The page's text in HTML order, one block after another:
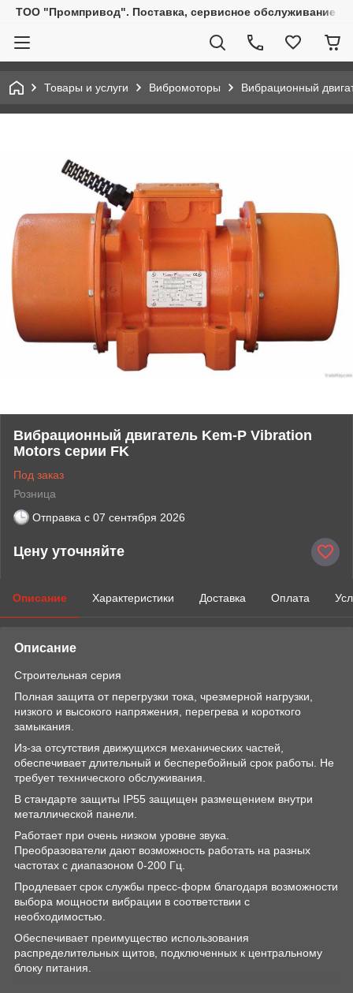
ТОО "Промпривод". Поставка, сервисное обслуживание
Товары и услуги Вибромоторы Вибрационный
Вибрационный двигатель Kem-P Vibration
Motors серии FK
Под заказ
Розница
Отправка с 07 сентября 2026
Цену уточняйте
Описание Характеристики Доставка Оплата
Описание
Строительная серия
Полная защита от перегрузки тока, чрезмерной нагрузки,
низкого и высокого напряжения, перегрева и короткого
замыкания.
Из-за отсутствия движущихся механических частей,
обеспечивает длительный и бесперебойный срок работы. Не
требует технического обслуживания.
В стандарте защиты IP55 защищен размещением внутри
металлической панели.
Работает при очень низком уровне звука.
Преобразователи дают возможность работать на разных
частотах с диапазоном 0-200 Гц.
Продлевает срок службы пресс-форм благодаря возможности
выбора мощности вибрации в соответствии с
необходимостью.
Обеспечивает преимущество использования
распределительных щитов, подключенных к центральному
блоку питания.